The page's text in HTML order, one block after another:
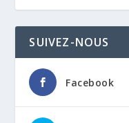
SUIVEZ-NOUS
Facebook